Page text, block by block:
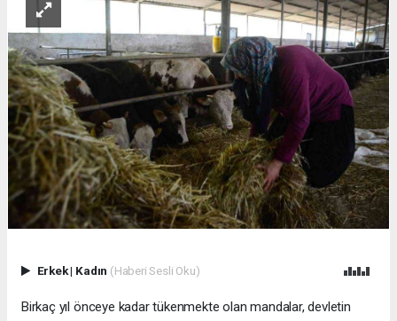
Erkek| Kadın (Haberi Sesli Oku)
Birkaç yıl önceye kadar tükenmekte olan mandalar, devletin